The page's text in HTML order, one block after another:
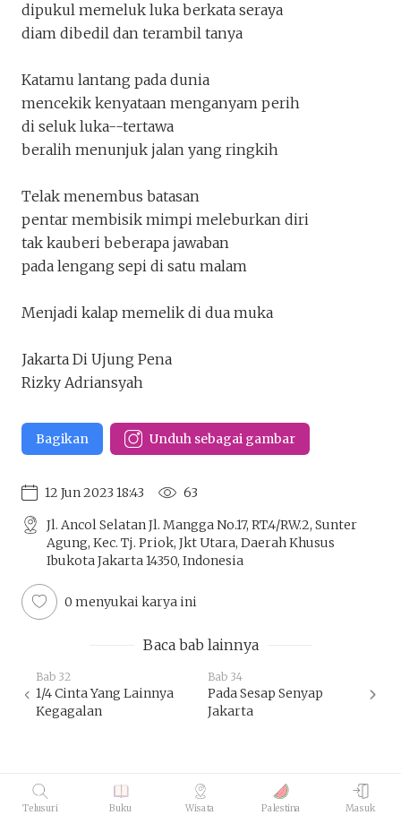
Corak Congkak
jktdiujungpena
dipukul memeluk luka berkata seraya
diam dibedil dan terambil tanya
Katamu lantang pada dunia
mencekik kenyataan menganyam perih
di seluk luka--tertawa
beralih menunjuk jalan yang ringkih
Telak menembus batasan
pentar membisik mimpi meleburkan diri
tak kauberi beberapa jawaban
pada lengang sepi di satu malam
Menjadi kalap memelik di dua muka
Jakarta Di Ujung Pena
Rizky Adriansyah
Bagikan Unduh sebagai gambar
12 Jun 2023 18:43
63
Jl. Ancol Selatan Jl. Mangga No.17, RT.4/RW.2, Sunter
Agung, Kec. Tj. Priok, Jkt Utara, Daerah Khusus
Ibukota Jakarta 14350, Indonesia
0 menyukai karya ini
Baca bab lainnya
Bab 32
1/4 Cinta Yang Lainnya
Kegagalan
Bab 34
Pada Sesap Senyap
Jakarta
Keluar Unduh
Telusuri Buku Wisata Palestina Masuk